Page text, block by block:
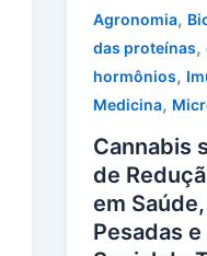
Agronomia,
das proteínas,
hormônios,
Medicina,
Cannabis
de
em
Pesadas